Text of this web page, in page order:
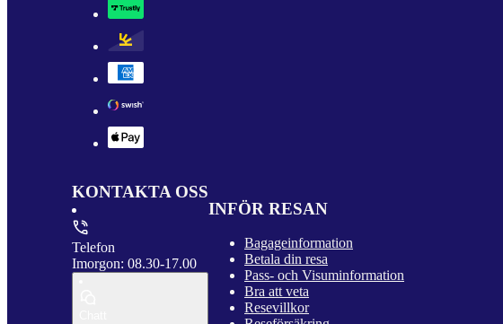
KONTAKTA OSS
Telefon
Imorgon: 08.30-17.00
INFÖR RESAN
Bagageinformation
Betala din resa
Pass- och Visuminformation
Bra att veta
Resevillkor